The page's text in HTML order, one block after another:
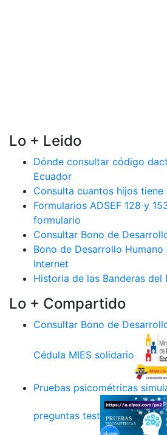
Lo + Leido
Dónde consultar código
Ecuador
Consulta cuantos hijos tiene
Formularios ADSEF 128 y
formulario
Consultar Bono de
Bono de Desarrollo
Internet
Historia de las Banderas del
Lo + Compartido
Consultar Bono de
Cédula MIES solidario
Pruebas psicométricas
preguntas test